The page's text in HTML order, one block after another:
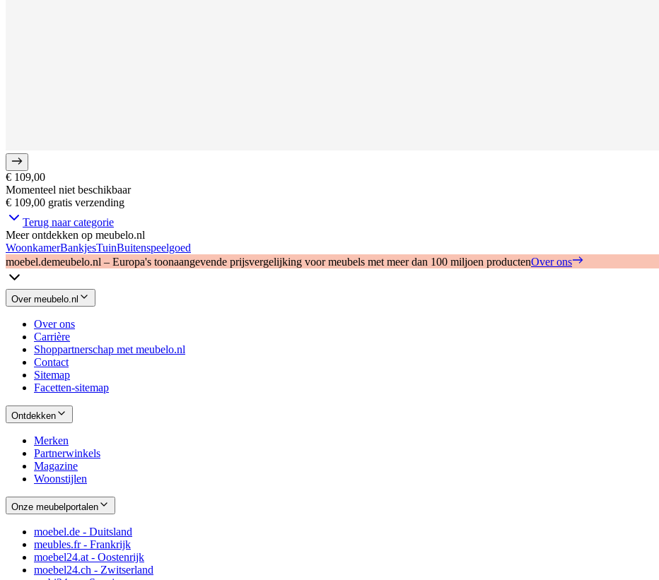
€ 109,00
Momenteel niet beschikbaar
€ 109,00 gratis verzending
Terug naar categorie
Meer ontdekken op meubelo.nl
WoonkamerBankjesTuinBuitenspeelgoed
moebel.demeubelo.nl – Europa's toonaangevende prijsvergelijking voor meubels met meer dan 100 miljoen productenOver ons
Over meubelo.nl
Over ons
Carrière
Shoppartnerschap met meubelo.nl
Contact
Sitemap
Facetten-sitemap
Ontdekken
Merken
Partnerwinkels
Magazine
Woonstijlen
Onze meubelportalen
moebel.de - Duitsland
meubles.fr - Frankrijk
moebel24.at - Oostenrijk
moebel24.ch - Zwitserland